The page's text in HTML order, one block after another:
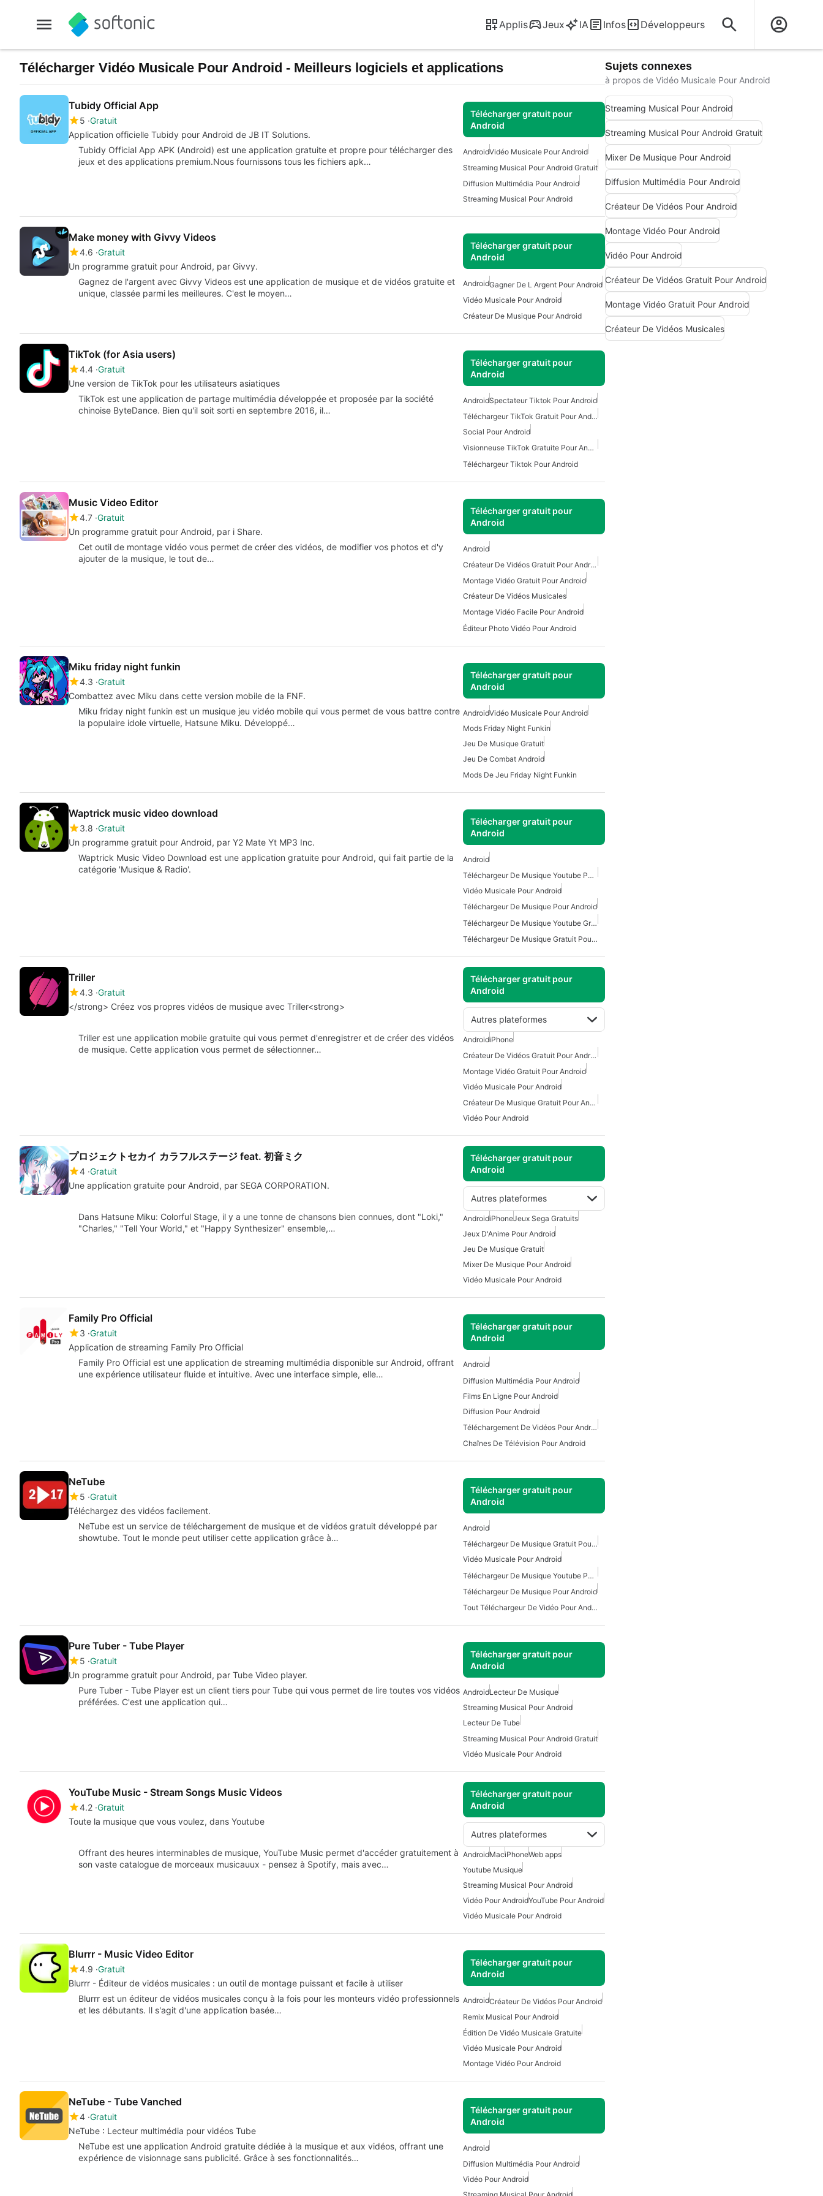
Applis Jeux IA Infos Développeurs
Télécharger Vidéo Musicale Pour Android - Meilleurs logiciels et applications
Tubidy Official App
5 Gratuit
Application officielle Tubidy pour Android de JB IT Solutions.
Télécharger gratuit pour
Android
Tubidy Official App APK (Android) est une application gratuite et propre pour télécharger des
jeux et des applications premium.Nous fournissons tous les fichiers apk…
AndroidVidéo Musicale Pour Android
Streaming Musical Pour Android Gratuit
Diffusion Multimédia Pour Android
Streaming Musical Pour Android
Make money with Givvy Videos
4.6 Gratuit
Un programme gratuit pour Android, par Givvy.
Télécharger gratuit pour
Android
Gagnez de l'argent avec Givvy Videos est une application de musique et de vidéos gratuite et
unique, classée parmi les meilleures. C'est le moyen…
AndroidGagner De L Argent Pour Android
Vidéo Musicale Pour Android
Créateur De Musique Pour Android
TikTok (for Asia users)
4.4 Gratuit
Une version de TikTok pour les utilisateurs asiatiques
Télécharger gratuit pour
Android
TikTok est une application de partage multimédia développée et proposée par la société
chinoise ByteDance. Bien qu'il soit sorti en septembre 2016, il…
AndroidSpectateur Tiktok Pour Android
Téléchargeur TikTok Gratuit Pour Android
Social Pour Android
Visionneuse TikTok Gratuite Pour Android
Téléchargeur Tiktok Pour Android
Music Video Editor
4.7 Gratuit
Un programme gratuit pour Android, par i Share.
Télécharger gratuit pour
Android
Cet outil de montage vidéo vous permet de créer des vidéos, de modifier vos photos et d'y
ajouter de la musique, le tout de…
Android
Créateur De Vidéos Gratuit Pour Android
Montage Vidéo Gratuit Pour Android
Créateur De Vidéos Musicales
Montage Vidéo Facile Pour Android
Éditeur Photo Vidéo Pour Android
Miku friday night funkin
4.3 Gratuit
Combattez avec Miku dans cette version mobile de la FNF.
Télécharger gratuit pour
Android
Miku friday night funkin est un musique jeu vidéo mobile qui vous permet de vous battre contre
la populaire idole virtuelle, Hatsune Miku. Développé…
AndroidVidéo Musicale Pour Android
Mods Friday Night Funkin
Jeu De Musique Gratuit
Jeu De Combat Android
Mods De Jeu Friday Night Funkin
Waptrick music video download
3.8 Gratuit
Un programme gratuit pour Android, par Y2 Mate Yt MP3 Inc.
Télécharger gratuit pour
Android
Waptrick Music Video Download est une application gratuite pour Android, qui fait partie de la
catégorie 'Musique & Radio'.
Android
Téléchargeur De Musique Youtube Pour Android
Vidéo Musicale Pour Android
Téléchargeur De Musique Pour Android
Téléchargeur De Musique Youtube Gratuit Pour Android
Téléchargeur De Musique Gratuit Pour Android
Triller
4.3 Gratuit
</strong> Créez vos propres vidéos de musique avec Triller<strong>
Télécharger gratuit pour
Android
Autres plateformes
Triller est une application mobile gratuite qui vous permet d'enregistrer et de créer des vidéos
de musique. Cette application vous permet de sélectionner…
AndroidiPhone
Créateur De Vidéos Gratuit Pour Android
Montage Vidéo Gratuit Pour Android
Vidéo Musicale Pour Android
Créateur De Musique Gratuit Pour Android
Vidéo Pour Android
プロジェクトセカイ カラフルステージ feat. 初音ミク
4 Gratuit
Une application gratuite pour Android, par SEGA CORPORATION.
Télécharger gratuit pour
Android
Autres plateformes
Dans Hatsune Miku: Colorful Stage, il y a une tonne de chansons bien connues, dont "Loki,"
"Charles," "Tell Your World," et "Happy Synthesizer" ensemble,…
AndroidiPhoneJeux Sega Gratuits
Jeux D'Anime Pour Android
Jeu De Musique Gratuit
Mixer De Musique Pour Android
Vidéo Musicale Pour Android
Family Pro Official
3 Gratuit
Application de streaming Family Pro Official
Télécharger gratuit pour
Android
Family Pro Official est une application de streaming multimédia disponible sur Android, offrant
une expérience utilisateur fluide et intuitive. Avec une interface simple, elle…
Android
Diffusion Multimédia Pour Android
Films En Ligne Pour Android
Diffusion Pour Android
Téléchargement De Vidéos Pour Android
Chaînes De Télévision Pour Android
NeTube
5 Gratuit
Téléchargez des vidéos facilement.
Télécharger gratuit pour
Android
NeTube est un service de téléchargement de musique et de vidéos gratuit développé par
showtube. Tout le monde peut utiliser cette application grâce à…
Android
Téléchargeur De Musique Gratuit Pour Android
Vidéo Musicale Pour Android
Téléchargeur De Musique Youtube Pour Android
Téléchargeur De Musique Pour Android
Tout Téléchargeur De Vidéo Pour Android
Pure Tuber - Tube Player
5 Gratuit
Un programme gratuit pour Android, par Tube Video player.
Télécharger gratuit pour
Android
Pure Tuber - Tube Player est un client tiers pour Tube qui vous permet de lire toutes vos vidéos
préférées. C'est une application qui…
AndroidLecteur De Musique
Streaming Musical Pour Android
Lecteur De Tube
Streaming Musical Pour Android Gratuit
Vidéo Musicale Pour Android
YouTube Music - Stream Songs Music Videos
4.2 Gratuit
Toute la musique que vous voulez, dans Youtube
Télécharger gratuit pour
Android
Autres plateformes
Offrant des heures interminables de musique, YouTube Music permet d'accéder gratuitement à
son vaste catalogue de morceaux musicauux - pensez à Spotify, mais avec…
AndroidMaciPhoneWeb apps
Youtube Musique
Streaming Musical Pour Android
Vidéo Pour AndroidYouTube Pour Android
Vidéo Musicale Pour Android
Blurrr - Music Video Editor
4.9 Gratuit
Blurrr - Éditeur de vidéos musicales : un outil de montage puissant et facile à utiliser
Télécharger gratuit pour
Android
Blurrr est un éditeur de vidéos musicales conçu à la fois pour les monteurs vidéo professionnels
et les débutants. Il s'agit d'une application basée…
AndroidCréateur De Vidéos Pour Android
Remix Musical Pour Android
Édition De Vidéo Musicale Gratuite
Vidéo Musicale Pour Android
Montage Vidéo Pour Android
NeTube - Tube Vanched
4 Gratuit
NeTube : Lecteur multimédia pour vidéos Tube
Télécharger gratuit pour
Android
NeTube est une application Android gratuite dédiée à la musique et aux vidéos, offrant une
expérience de visionnage sans publicité. Grâce à ses fonctionnalités…
Android
Diffusion Multimédia Pour Android
Vidéo Pour Android
Sujets connexes
à propos de Vidéo Musicale Pour Android
Streaming Musical Pour Android
Streaming Musical Pour Android Gratuit
Mixer De Musique Pour Android
Diffusion Multimédia Pour Android
Créateur De Vidéos Pour Android
Montage Vidéo Pour Android
Vidéo Pour Android
Créateur De Vidéos Gratuit Pour Android
Montage Vidéo Gratuit Pour Android
Créateur De Vidéos Musicales